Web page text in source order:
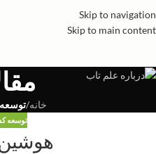
Skip to navigation
Skip to main content
خانه/
توسعه